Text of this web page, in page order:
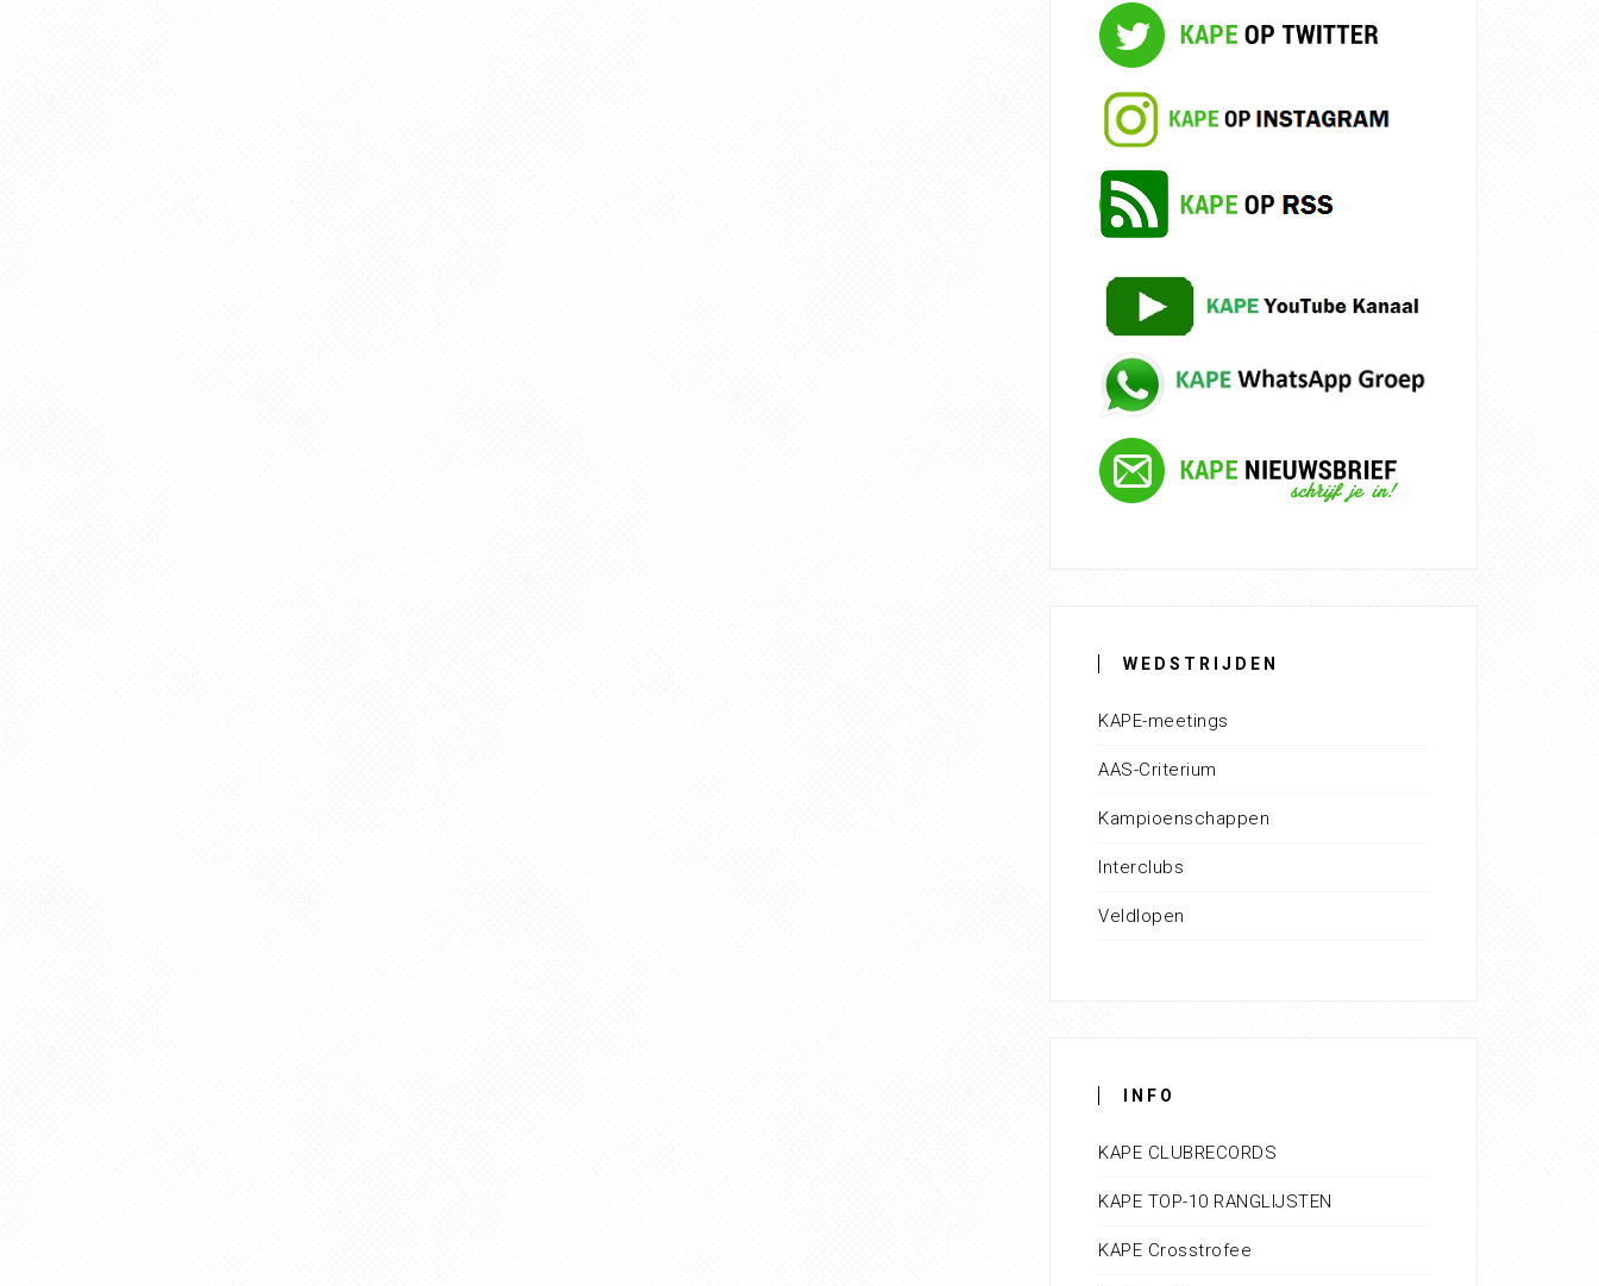
WEDSTRIJDEN
KAPE-meetings
AAS-Criterium
Kampioenschappen
Interclubs
Veldlopen
INFO
KAPE CLUBRECORDS
KAPE TOP-10 RANGLIJSTEN
KAPE Crosstrofee